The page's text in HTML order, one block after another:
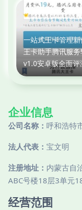
一站式王卡管理
王卡助手腾讯服
v1.0安卓版全面评
企业信息
公司名称： 呼和浩特
法人代表： 宝文明
注册地址： 内蒙古自
ABC号楼18层3单元
经营范围